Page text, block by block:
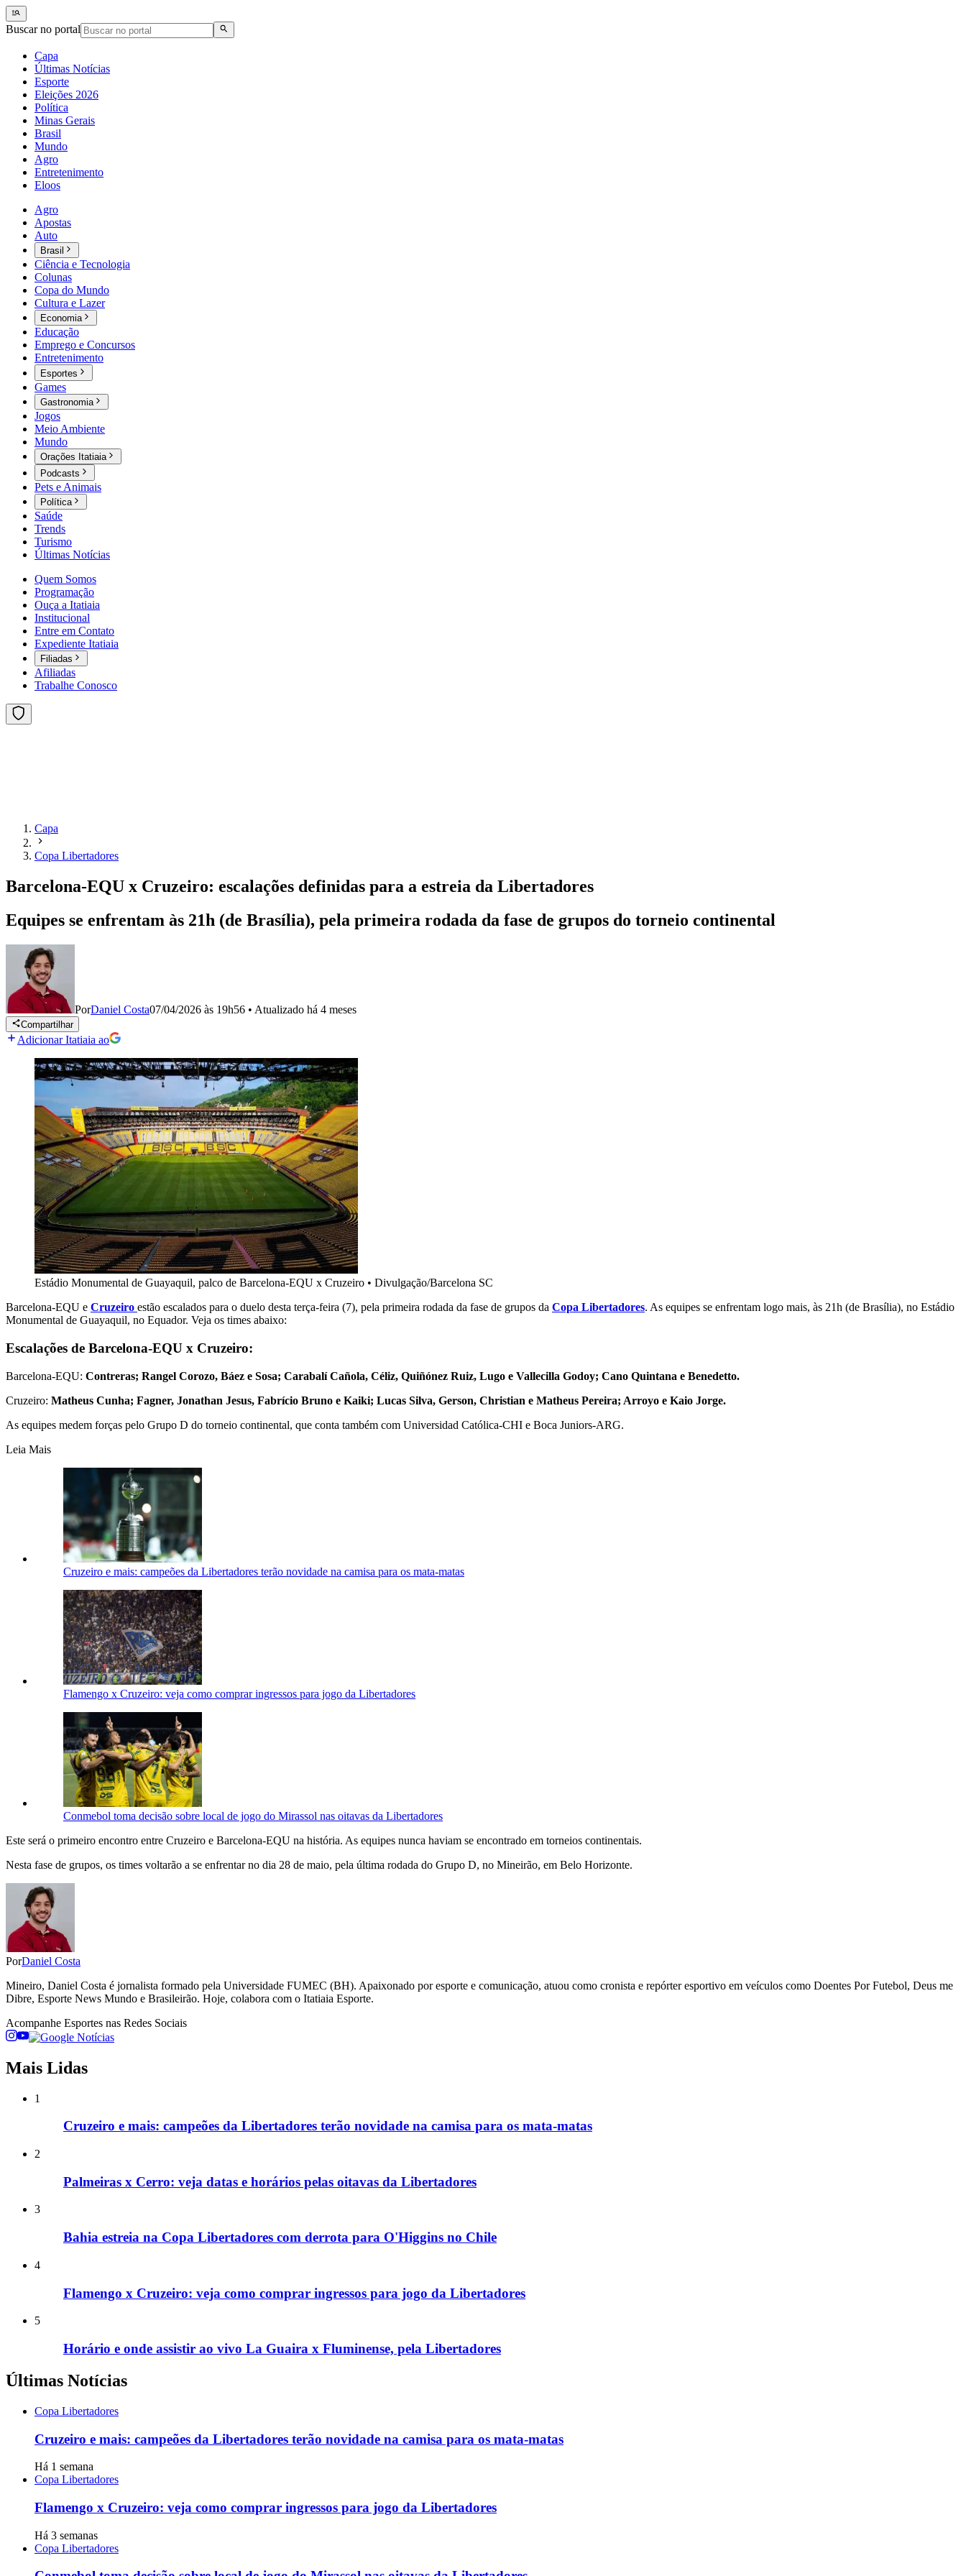
Buscar no portal
Capa
Últimas Notícias
Esporte
Eleições 2026
Política
Minas Gerais
Brasil
Mundo
Agro
Entretenimento
Eloos
Agro
Apostas
Auto
Brasil
Ciência e Tecnologia
Colunas
Copa do Mundo
Cultura e Lazer
Economia
Educação
Emprego e Concursos
Entretenimento
Esportes
Games
Gastronomia
Jogos
Meio Ambiente
Mundo
Orações Itatiaia
Podcasts
Pets e Animais
Política
Saúde
Trends
Turismo
Últimas Notícias
Quem Somos
Programação
Ouça a Itatiaia
Institucional
Entre em Contato
Expediente Itatiaia
Filiadas
Afiliadas
Trabalhe Conosco
Capa
Copa Libertadores
Barcelona-EQU x Cruzeiro: escalações definidas para a estreia da Libertadores
Equipes se enfrentam às 21h (de Brasília), pela primeira rodada da fase de grupos do torneio continental
PorDaniel Costa07/04/2026 às 19h56 • Atualizado há 4 meses
Compartilhar
Adicionar Itatiaia ao
Estádio Monumental de Guayaquil, palco de Barcelona-EQU x Cruzeiro • Divulgação/Barcelona SC
Barcelona-EQU e Cruzeiro estão escalados para o duelo desta terça-feira (7), pela primeira rodada da fase de grupos da Copa Libertadores. As equipes se enfrentam logo mais, às 21h (de Brasília), no Estádio
Monumental de Guayaquil, no Equador. Veja os times abaixo:
Escalações de Barcelona-EQU x Cruzeiro:
Barcelona-EQU: Contreras; Rangel Corozo, Báez e Sosa; Carabalí Cañola, Céliz, Quiñónez Ruiz, Lugo e Vallecilla Godoy; Cano Quintana e Benedetto.
Cruzeiro: Matheus Cunha; Fagner, Jonathan Jesus, Fabrício Bruno e Kaiki; Lucas Silva, Gerson, Christian e Matheus Pereira; Arroyo e Kaio Jorge.
As equipes medem forças pelo Grupo D do torneio continental, que conta também com Universidad Católica-CHI e Boca Juniors-ARG.
Leia Mais
Cruzeiro e mais: campeões da Libertadores terão novidade na camisa para os mata-matas
Flamengo x Cruzeiro: veja como comprar ingressos para jogo da Libertadores
Conmebol toma decisão sobre local de jogo do Mirassol nas oitavas da Libertadores
Este será o primeiro encontro entre Cruzeiro e Barcelona-EQU na história. As equipes nunca haviam se encontrado em torneios continentais.
Nesta fase de grupos, os times voltarão a se enfrentar no dia 28 de maio, pela última rodada do Grupo D, no Mineirão, em Belo Horizonte.
PorDaniel Costa
Mineiro, Daniel Costa é jornalista formado pela Universidade FUMEC (BH). Apaixonado por esporte e comunicação, atuou como cronista e repórter esportivo em veículos como Doentes Por Futebol, Deus me
Dibre, Esporte News Mundo e Brasileirão. Hoje, colabora com o Itatiaia Esporte.
Acompanhe Esportes nas Redes Sociais
Mais Lidas
1
Cruzeiro e mais: campeões da Libertadores terão novidade na camisa para os mata-matas
2
Palmeiras x Cerro: veja datas e horários pelas oitavas da Libertadores
3
Bahia estreia na Copa Libertadores com derrota para O'Higgins no Chile
4
Flamengo x Cruzeiro: veja como comprar ingressos para jogo da Libertadores
5
Horário e onde assistir ao vivo La Guaira x Fluminense, pela Libertadores
Últimas Notícias
Copa Libertadores
Cruzeiro e mais: campeões da Libertadores terão novidade na camisa para os mata-matas
Há 1 semana
Copa Libertadores
Flamengo x Cruzeiro: veja como comprar ingressos para jogo da Libertadores
Há 3 semanas
Copa Libertadores